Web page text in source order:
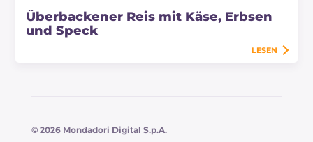
Überbackener Reis mit Käse, Erbsen
und Speck
LESEN
© 2026 Mondadori Digital S.p.A.